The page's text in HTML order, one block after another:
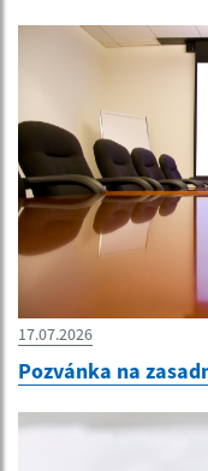
17.07.2026
Pozvánka na